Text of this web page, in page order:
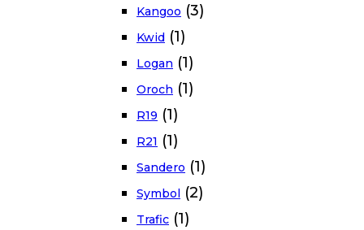
Kangoo (3)
Kwid (1)
Logan (1)
Oroch (1)
R19 (1)
R21 (1)
Sandero (1)
Symbol (2)
Trafic (1)